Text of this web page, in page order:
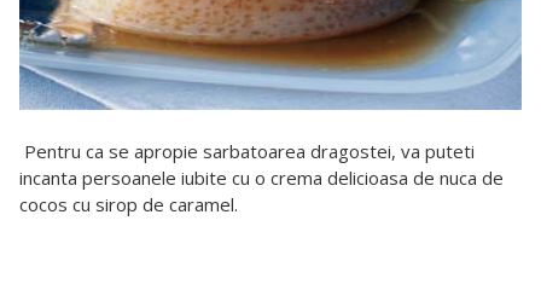
Pentru ca se apropie sarbatoarea dragostei, va puteti
incanta persoanele iubite cu o crema delicioasa de nuca de
cocos cu sirop de caramel.